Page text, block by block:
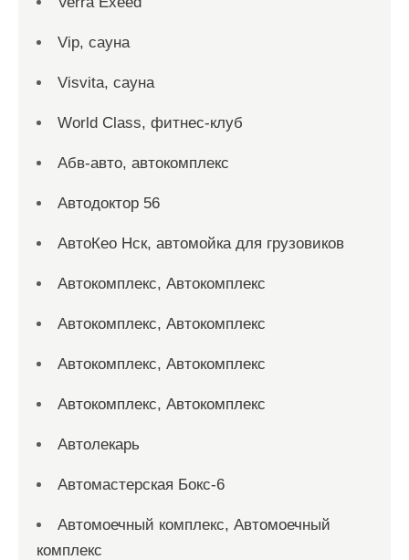
Vip, сауна
Visvita, сауна
World Class, фитнес-клуб
Абв-авто, автокомплекс
Автодоктор 56
АвтоКео Нск, автомойка для грузовиков
Автокомплекс, Автокомплекс
Автокомплекс, Автокомплекс
Автокомплекс, Автокомплекс
Автокомплекс, Автокомплекс
Автолекарь
Автомастерская Бокс-6
Автомоечный комплекс, Автомоечный
комплекс